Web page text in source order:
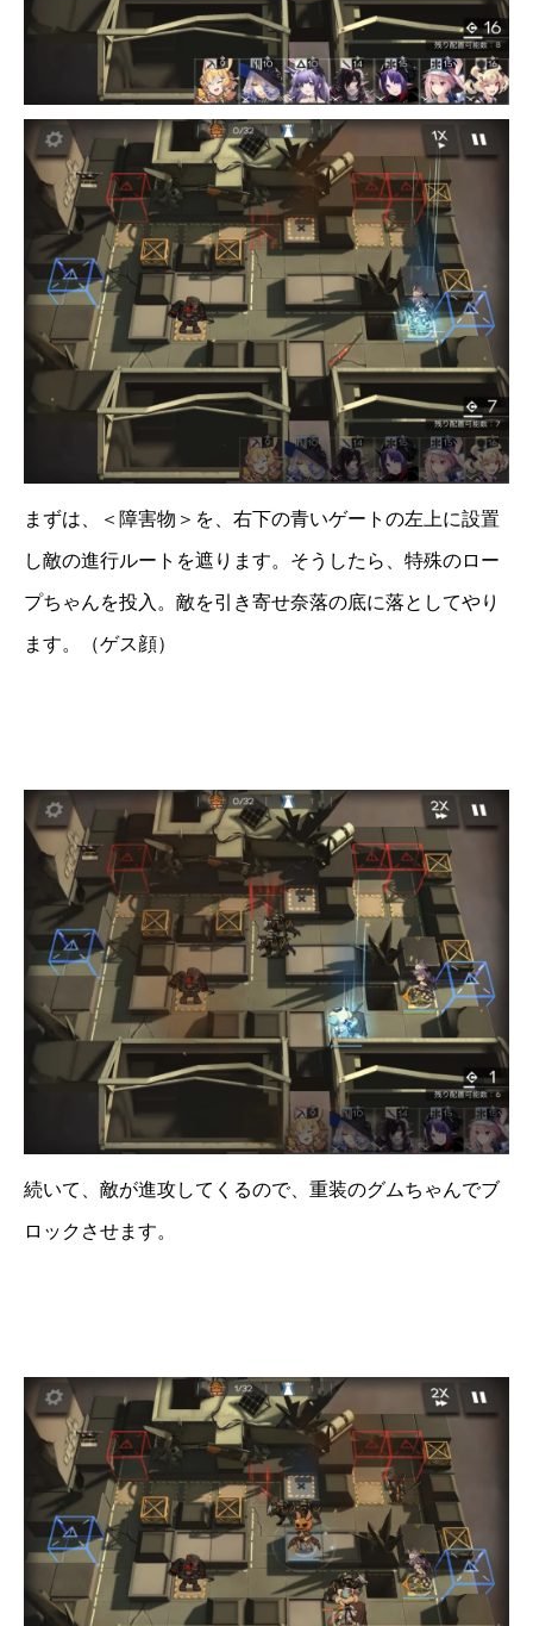
まずは、＜障害物＞を、右下の青いゲートの左上に設置
し敵の進行ルートを遮ります。そうしたら、特殊のロー
プちゃんを投入。敵を引き寄せ奈落の底に落としてやり
ます。（ゲス顔）
続いて、敵が進攻してくるので、重装のグムちゃんでブ
ロックさせます。